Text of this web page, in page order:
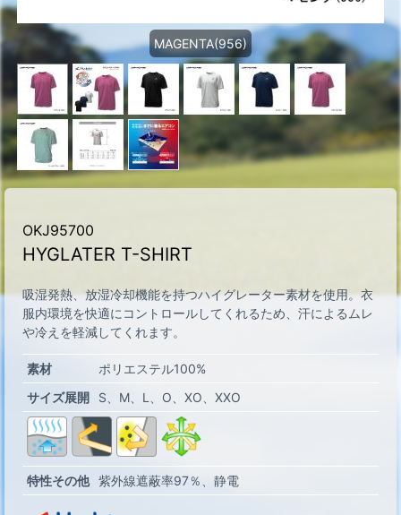
MAGENTA(956)
OKJ95700
HYGLATER T-SHIRT
吸湿発熱、放湿冷却機能を持つハイグレーター素材を使用。衣
服内環境を快適にコントロールしてくれるため、汗によるムレ
や冷えを軽減してくれます。
素材
ポリエステル100%
サイズ展開
S M L O XO XXO
特性その他 紫外線遮蔽率97％ 静電